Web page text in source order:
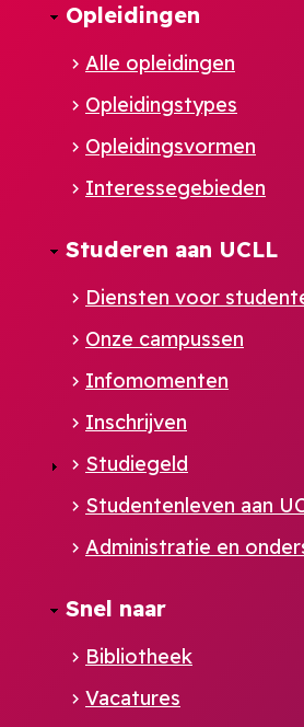
Footer
NL
Opleidingen
Alle opleidingen
Opleidingstypes
Opleidingsvormen
Interessegebieden
Studeren aan UCLL
Diensten voor
Onze campussen
Infomomenten
Inschrijven
Studiegeld
Studentenleven aan
Administratie en
Snel naar
Bibliotheek
Vacatures